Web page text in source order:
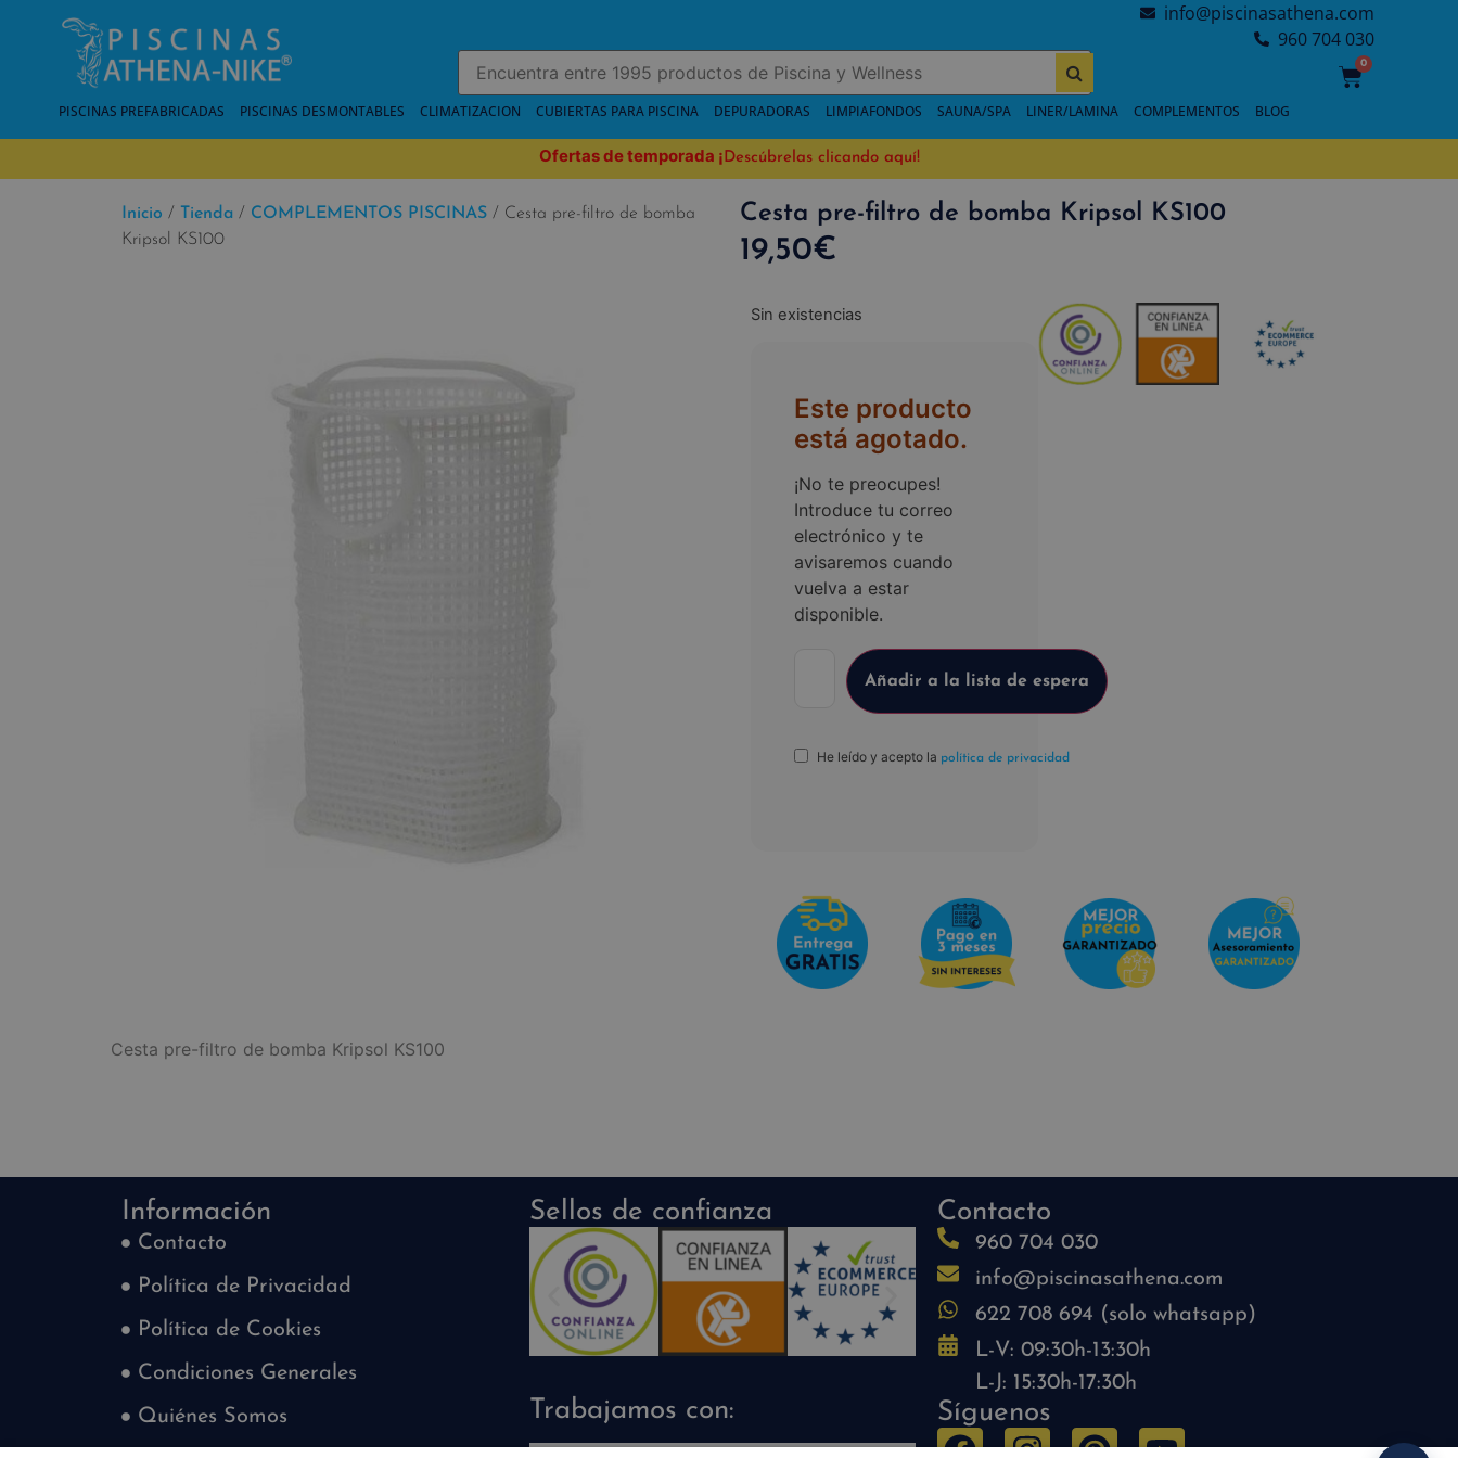
info@piscinasathena.com
960 704 030
0
PISCINAS PREFABRICADAS PISCINAS DESMONTABLES CLIMATIZACION CUBIERTAS PARA PISCINA DEPURADORAS LIMPIAFONDOS SAUNA/SPA LINER/LAMINA COMPLEMENTOS BLOG
Ofertas de temporada ¡ Descúbrelas clicando aquí!
Inicio / Tienda / COMPLEMENTOS PISCINAS / Cesta pre-filtro de bomba
Kripsol KS100
Cesta pre-filtro de bomba Kripsol KS100
19,50€
Sin existencias
Este producto
está agotado.
¡No te preocupes!
Introduce tu correo
electrónico y te
avisaremos cuando
vuelva a estar
disponible.
He leído y acepto la política de privacidad
Cesta pre-filtro de bomba Kripsol KS100
Información
Contacto
Política de Privacidad
Política de Cookies
Condiciones Generales
Quiénes Somos
Sellos de confianza
Trabajamos con:
Contacto
960 704 030
info@piscinasathena.com
622 708 694 (solo whatsapp)
L-V: 09:30h-13:30h
L-J: 15:30h-17:30h
Síguenos